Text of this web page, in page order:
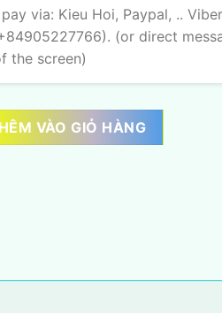
via: Kieu Hoi, Paypal, ..
(or direct
the screen)
VÀO GIỎ HÀNG